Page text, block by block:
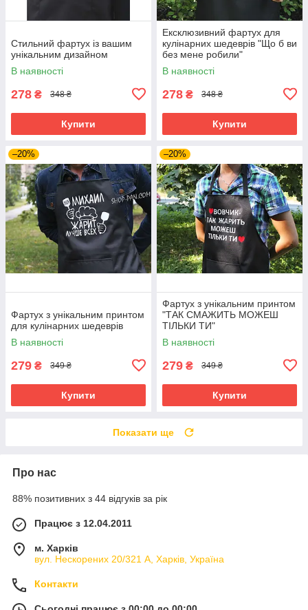
Стильний фартух із вашим
унікальним дизайном
В наявності
278 ₴ 348 ₴
Купити
Ексклюзивний фартух для
кулінарних шедеврів "Що б ви
без мене робили"
В наявності
278 ₴ 348 ₴
Купити
–20%
Фартух з унікальним принтом
для кулінарних шедеврів
В наявності
279 ₴ 349 ₴
Купити
–20%
Фартух з унікальним принтом
"ТАК СМАЖИТЬ МОЖЕШ
ТІЛЬКИ ТИ"
В наявності
279 ₴ 349 ₴
Купити
Показати ще
Про нас
88% позитивних з 44 відгуків за рік
Працює з 12.04.2011
м. Харків
вул. Нескорених 20/321 А, Харків, Україна
Контакти